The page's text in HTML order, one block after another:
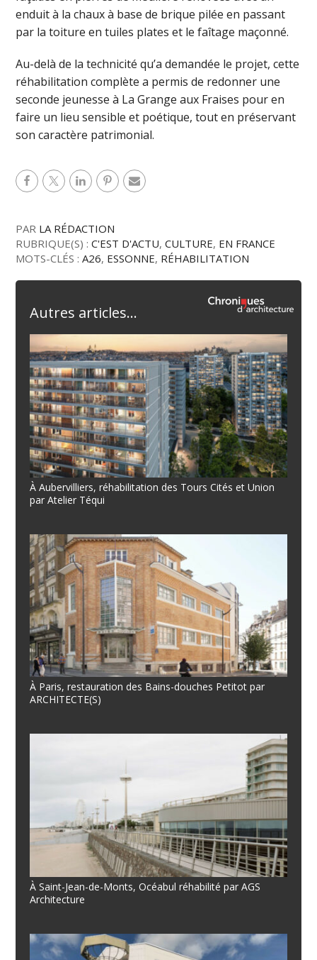
enduit à la chaux à base de brique pilée en passant
par la toiture en tuiles plates et le faîtage maçonné.
Au-delà de la technicité qu’a demandée le projet, cette
réhabilitation complète a permis de redonner une
seconde jeunesse à La Grange aux Fraises pour en
faire un lieu sensible et poétique, tout en préservant
son caractère patrimonial.
PAR LA RÉDACTION
RUBRIQUE(S) :C'EST D'ACTU,CULTURE, EN FRANCE
MOTS-CLÉS :A26, ESSONNE, RÉHABILITATION
Autres articles...
À Aubervilliers, réhabilitation des Tours Cités et Union
par Atelier Téqui
À Paris, restauration des Bains-douches Petitot par
ARCHITECTE(S)
À Saint-Jean-de-Monts, Océabul réhabilité par AGS
Architecture